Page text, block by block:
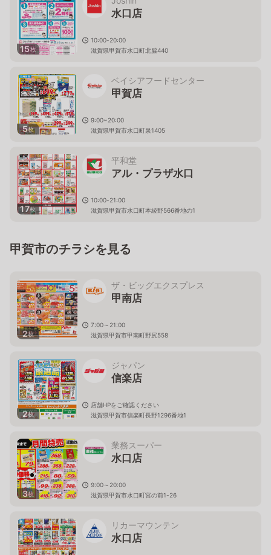
15枚
水口店
10:00-20:00
滋賀県甲賀市水口町北脇440
5枚
ベイシアフードセンター
甲賀店
9:00~20:00
滋賀県甲賀市水口町泉1405
17枚
平和堂
アル・プラザ水口
10:00-21:00
滋賀県甲賀市水口町本綾野566番地の1
甲賀市のチラシを見る
2枚
ザ・ビッグエクスプレス
甲南店
7:00～21:00
滋賀県甲賀市甲南町野尻558
2枚
ジャパン
信楽店
店舗HPをご確認ください
滋賀県甲賀市信楽町長野1296番地1
3枚
業務スーパー
水口店
9:00～20:00
滋賀県甲賀市水口町宮の前1-26
リカーマウンテン
水口店